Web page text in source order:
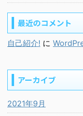
最近のコメント
自己紹介! に
アーカイブ
2021年9月